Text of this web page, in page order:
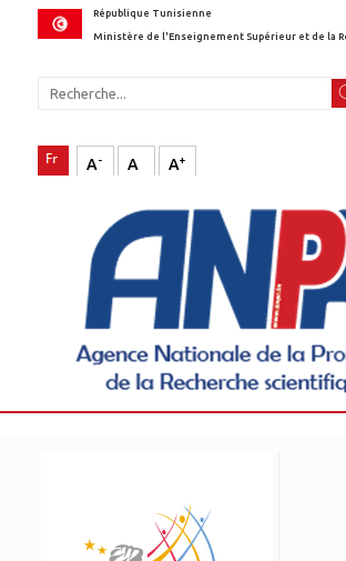
République Tunisienne
Ministère de l'Enseignement Supérieur et de la
A- A A+